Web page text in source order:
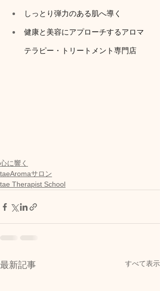
しっとり弾力のある肌へ導く
健康と美容にアプローチするアロマ
テラピー・トリートメント専門店
心に響く
taeAromaサロン
tae Therapist School
最新記事 すべて表示